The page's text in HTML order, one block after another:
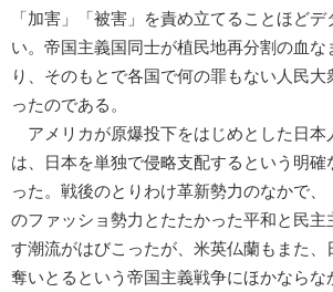
「加害」「被害」を責め立てることほど
い。帝国主義国同士が植民地再分割の血な
り、そのもとで各国で何の罪もない人民大
ったのである。
アメリカが原爆投下をはじめとした日本
は、日本を単独で侵略支配するという明確
った。戦後のとりわけ革新勢力のなかで
のファッショ勢力とたたかった平和と民主
す潮流がはびこったが、米英仏蘭もまた、
奪いとるという帝国主義戦争にほかならな